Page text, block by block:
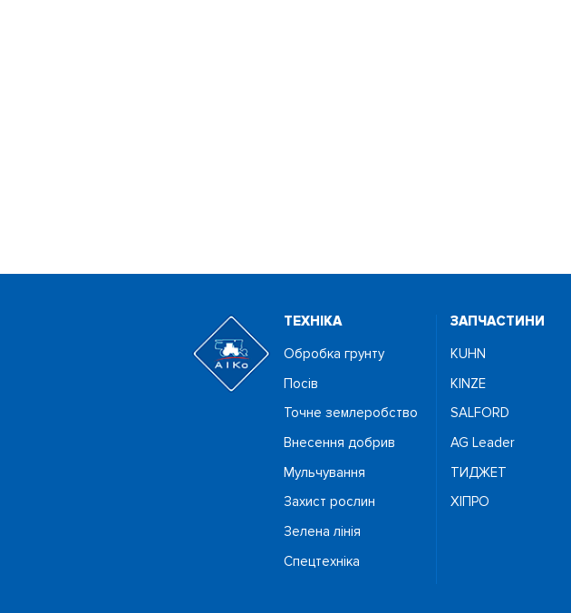
ТЕХНIКА
Обробка грунту
Посiв
Точне землеробство
Внесення добрив
Мульчування
Захист рослин
Зелена лінія
Спецтехніка
ЗАПЧАСТИНИ
KUHN
KINZE
SALFORD
AG Leader
ТИДЖЕТ
ХІПРО